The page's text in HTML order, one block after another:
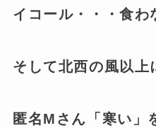
イコール・・・食わ
そして北西の風以上
匿名Mさん「寒い」